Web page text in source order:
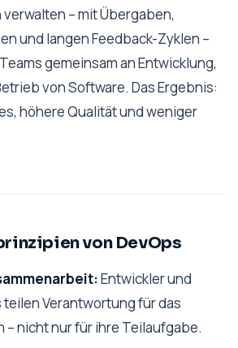
– mit Übergaben,
und langen Feedback-Zyklen –
gemeinsam an Entwicklung,
von Software. Das Ergebnis:
höhere Qualität und weniger
von DevOps
Entwickler und
Verantwortung für das
– nicht nur für ihre Teilaufgabe.